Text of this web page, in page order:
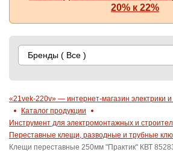
20% к 22%
Бренды ( Все )
«21vek-220v» — интернет-магазин электрики
Каталог продукции
Инструмент для электромонтажных и
Переставные клещи, разводные и трубные
Клещи переставные 250мм "Практик" КВТ